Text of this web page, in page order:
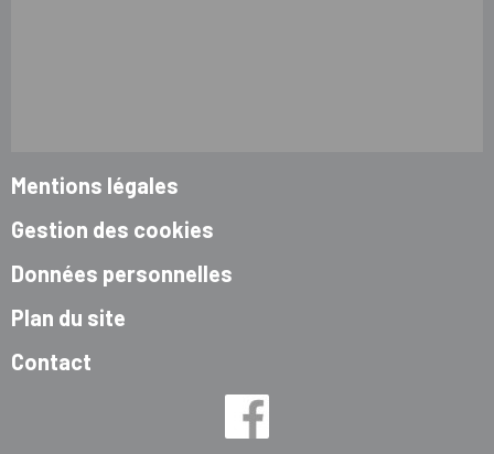
Mentions légales
Gestion des cookies
Données personnelles
Plan du site
Contact